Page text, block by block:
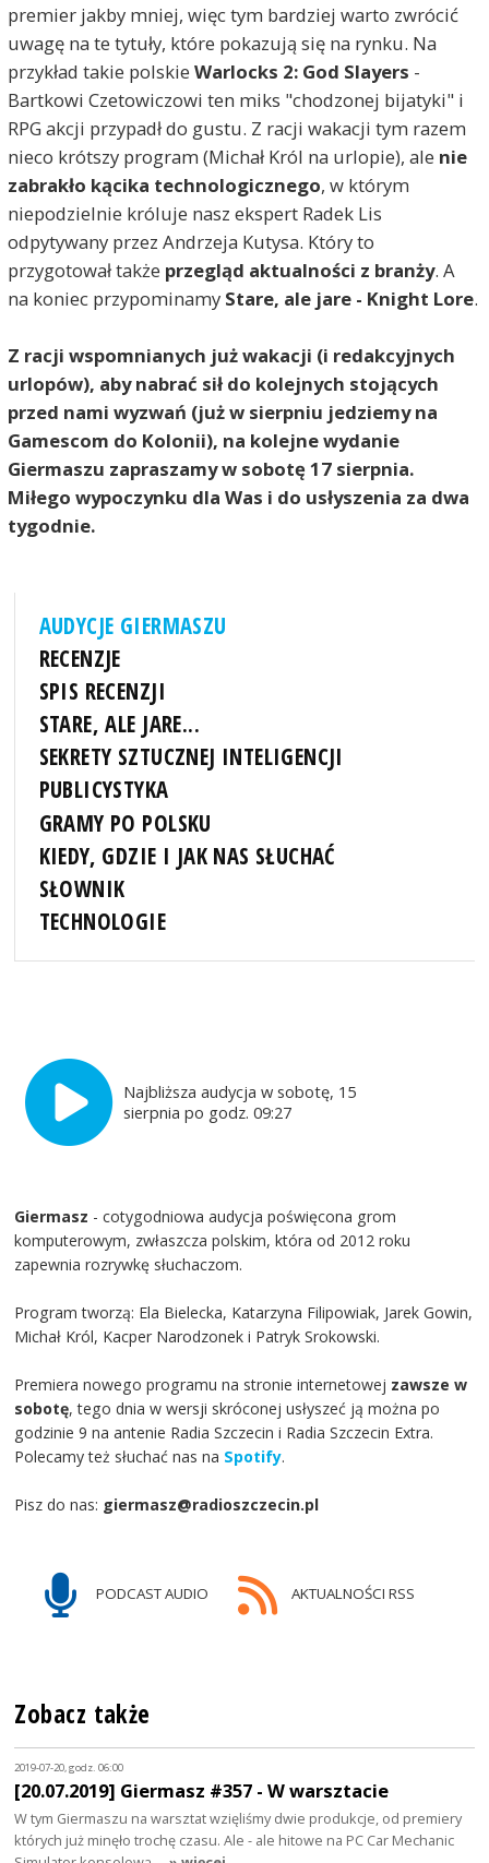
premier jakby mniej, więc tym bardziej warto zwrócić
uwagę na te tytuły, które pokazują się na rynku. Na
przykład takie polskie Warlocks 2: God Slayers -
Bartkowi Czetowiczowi ten miks "chodzonej bijatyki" i
RPG akcji przypadł do gustu. Z racji wakacji tym razem
nieco krótszy program (Michał Król na urlopie), ale nie
zabrakło kącika technologicznego, w którym
niepodzielnie króluje nasz ekspert Radek Lis
odpytywany przez Andrzeja Kutysa. Który to
przygotował także przegląd aktualności z branży. A
na koniec przypominamy Stare, ale jare - Knight Lore.
Z racji wspomnianych już wakacji (i redakcyjnych
urlopów), aby nabrać sił do kolejnych stojących
przed nami wyzwań (już w sierpniu jedziemy na
Gamescom do Kolonii), na kolejne wydanie
Giermaszu zapraszamy w sobotę 17 sierpnia.
Miłego wypoczynku dla Was i do usłyszenia za dwa
tygodnie.
AUDYCJE GIERMASZU
RECENZJE
SPIS RECENZJI
STARE, ALE JARE...
SEKRETY SZTUCZNEJ INTELIGENCJI
PUBLICYSTYKA
GRAMY PO POLSKU
KIEDY, GDZIE I JAK NAS SŁUCHAĆ
SŁOWNIK
TECHNOLOGIE
Najbliższa audycja w sobotę, 15
sierpnia po godz. 09:27
Giermasz - cotygodniowa audycja poświęcona grom
komputerowym, zwłaszcza polskim, która od 2012 roku
zapewnia rozrywkę słuchaczom.
Program tworzą: Ela Bielecka, Katarzyna Filipowiak, Jarek Gowin,
Michał Król, Kacper Narodzonek i Patryk Srokowski.
Premiera nowego programu na stronie internetowej zawsze w
sobotę, tego dnia w wersji skróconej usłyszeć ją można po
godzinie 9 na antenie Radia Szczecin i Radia Szczecin Extra.
Polecamy też słuchać nas na Spotify.
Pisz do nas: giermasz@radioszczecin.pl
PODCAST AUDIO AKTUALNOŚCI RSS
Zobacz także
2019-07-20, godz. 06:00
[20.07.2019] Giermasz #357 - W warsztacie
W tym Giermaszu na warsztat wzięliśmy dwie produkcje, od premiery
których już minęło trochę czasu. Ale - ale hitowe na PC Car Mechanic